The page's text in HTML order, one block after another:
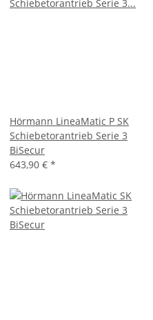
Hörmann LineaMatic P SK
Schiebetorantrieb Serie 3
BiSecur
643,90 € *